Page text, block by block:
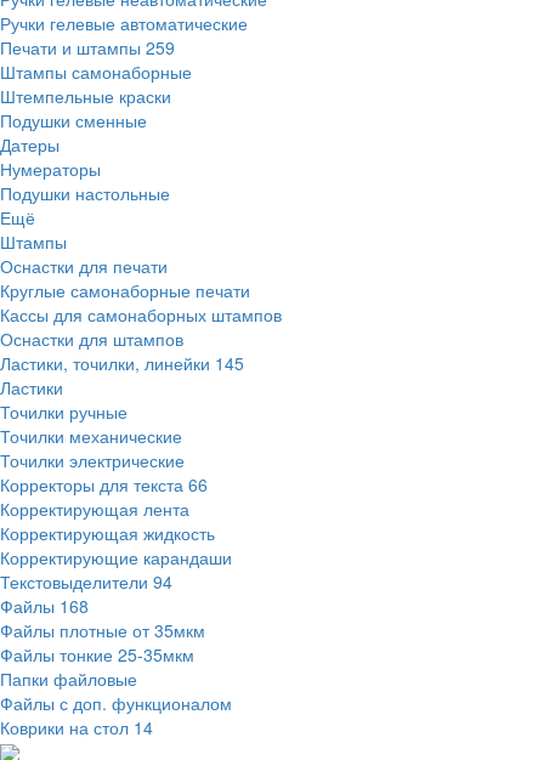
Ручки гелевые автоматические
Печати и штампы 259
Штампы самонаборные
Штемпельные краски
Подушки сменные
Датеры
Нумераторы
Подушки настольные
Ещё
Штампы
Оснастки для печати
Круглые самонаборные печати
Кассы для самонаборных штампов
Оснастки для штампов
Ластики, точилки, линейки 145
Ластики
Точилки ручные
Точилки механические
Точилки электрические
Корректоры для текста 66
Корректирующая лента
Корректирующая жидкость
Корректирующие карандаши
Текстовыделители 94
Файлы 168
Файлы плотные от 35мкм
Файлы тонкие 25-35мкм
Папки файловые
Файлы с доп. функционалом
Коврики на стол 14